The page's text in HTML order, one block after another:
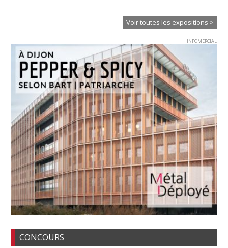
Voir toutes les expositions >
INFOMERCIAL
CONCOURS